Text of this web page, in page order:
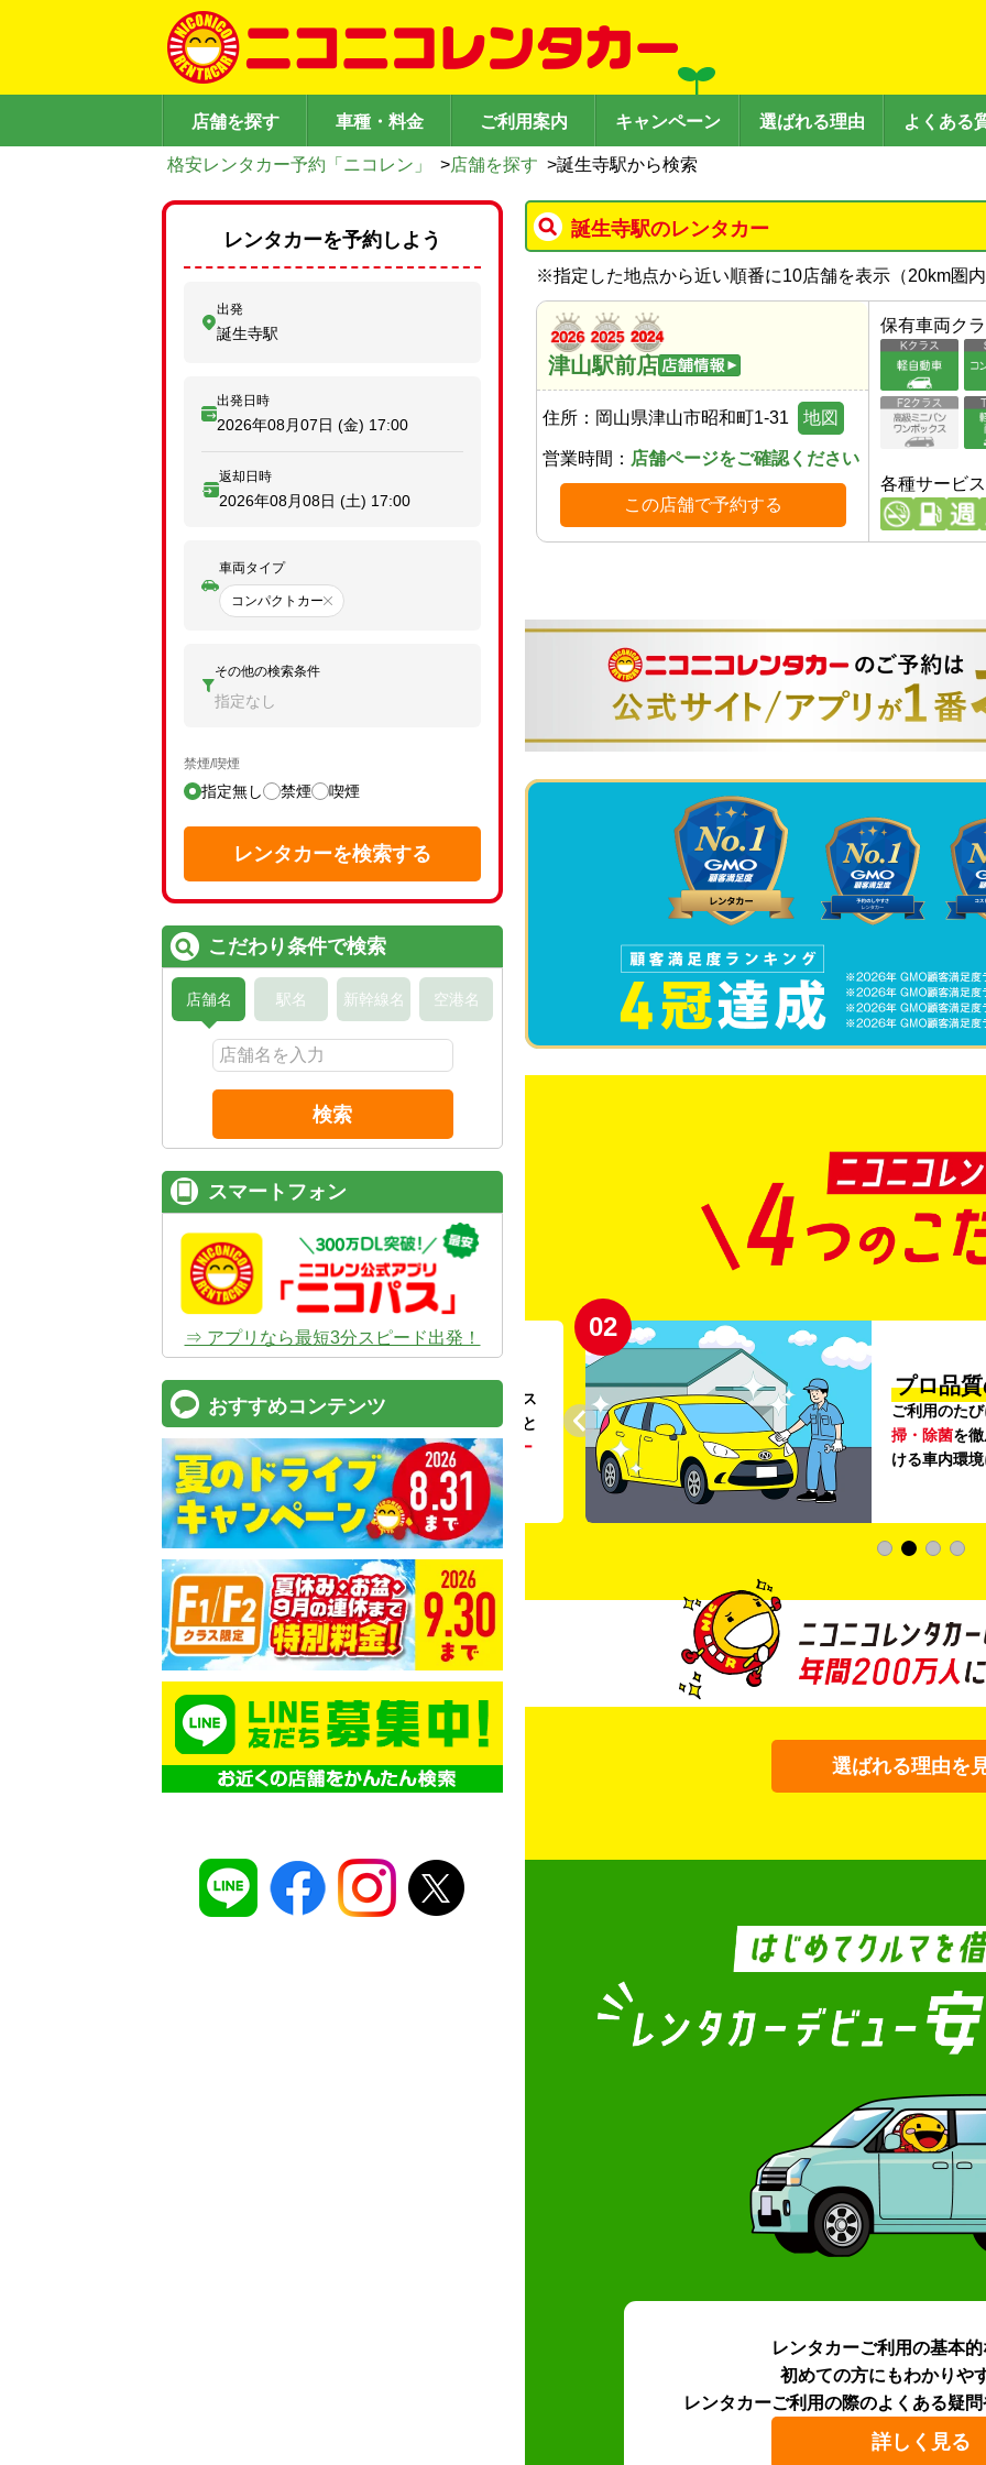
店舗を探す 車種・料金 ご利用案内 キャンペーン 選ばれる理由 よくある
格安レンタカー予約「ニコレン」 >店舗を探す >誕生寺駅から検索
誕生寺駅のレンタカー
※指定した地点から近い順番に10店舗を表示（20km圏
津山駅前店
住所： 岡山県津山市昭和町1-31 地図
営業時間： 店舗ページをご確認ください
この店舗で予約する
保有車両ク
各種サービス
安さのヒミツは、 ムダのない仕組み
。ガソリンス
タンドや整備工場の既存インフラを活用すること
でコストを削減し、12時間2,525円～という
リー
ズナブルな価格を実現しています。
02
プロ品
ご利用のた
掃・除菌を
ける車内環
選ばれる理由を
レンタカーご利用の基本
初めての方にもわかりや
レンタカーご利用の際のよくある疑問
詳しく見る
レンタカーを予約しよう
出発
誕生寺駅
出発日時
2026年08月07日 (金) 17:00
返却日時
2026年08月08日 (土) 17:00
車両タイプ
コンパクトカー
その他の検索条件
指定なし
禁煙/喫煙
指定無し 禁煙 喫煙
レンタカーを検索する
こだわり条件で検索
店舗名 駅名 新幹線名 空港名
検索
スマートフォン
⇒ アプリなら最短3分スピード出発！
おすすめコンテンツ